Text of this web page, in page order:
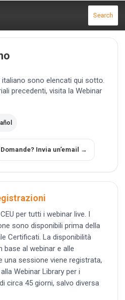
Search
sono elencati qui sotto.
precedenti, visita la Webinar
Domande? Invia un’email →
per tutti i webinar live. I
sono disponibili prima della
Certificati. La disponibilità
base al webinar e alle
una sessione viene registrata,
Webinar Library per i
circa 45 giorni, salvo diversa